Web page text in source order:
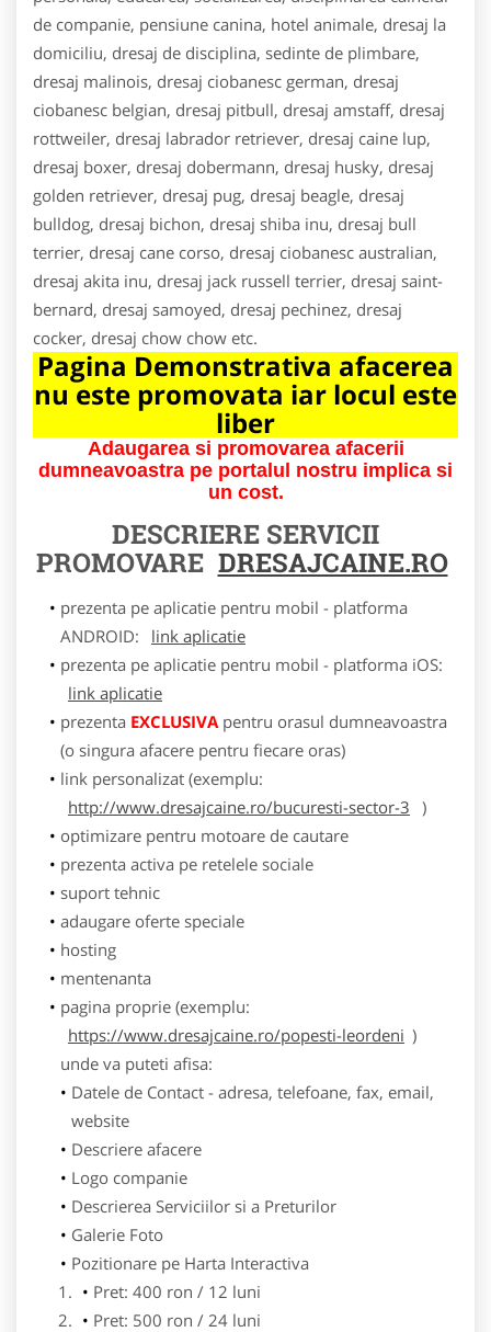
de companie, pensiune canina, hotel animale, dresaj la
domiciliu, dresaj de disciplina, sedinte de plimbare,
dresaj malinois, dresaj ciobanesc german, dresaj
ciobanesc belgian, dresaj pitbull, dresaj amstaff, dresaj
rottweiler, dresaj labrador retriever, dresaj caine lup,
dresaj boxer, dresaj dobermann, dresaj husky, dresaj
golden retriever, dresaj pug, dresaj beagle, dresaj
bulldog, dresaj bichon, dresaj shiba inu, dresaj bull
terrier, dresaj cane corso, dresaj ciobanesc australian,
dresaj akita inu, dresaj jack russell terrier, dresaj saint-
bernard, dresaj samoyed, dresaj pechinez, dresaj
cocker, dresaj chow chow etc.
Pagina Demonstrativa afacerea
nu este promovata iar locul este
liber
Adaugarea si promovarea afacerii
dumneavoastra pe portalul nostru implica si
un cost.
DESCRIERE SERVICII
PROMOVARE DRESAJCAINE.RO
prezenta pe aplicatie pentru mobil - platforma
ANDROID:
link aplicatie
prezenta pe aplicatie pentru mobil - platforma iOS:
link aplicatie
prezenta EXCLUSIVApentru orasul dumneavoastra
(o singura afacere pentru fiecare oras)
link personalizat (exemplu:
http://www.dresajcaine.ro/bucuresti-sector-3 )
optimizare pentru motoare de cautare
prezenta activa pe retelele sociale
suport tehnic
adaugare oferte speciale
hosting
mentenanta
pagina proprie (exemplu:
https://www.dresajcaine.ro/popesti-leordeni )
unde va puteti afisa:
Datele de Contact - adresa, telefoane, fax, email,
website
Descriere afacere
Logo companie
Descrierea Serviciilor si a Preturilor
Galerie Foto
Pozitionare pe Harta Interactiva
Pret: 400 ron / 12 luni
Pret: 500 ron / 24 luni